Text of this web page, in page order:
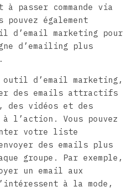
à passer commande via
également
marketing pour
d’emailing plus
d’email marketing,
des emails attractifs
des vidéos et des
à l’action. Vous pouvez
votre liste
des emails plus
groupe. Par exemple,
un email aux
à la mode,